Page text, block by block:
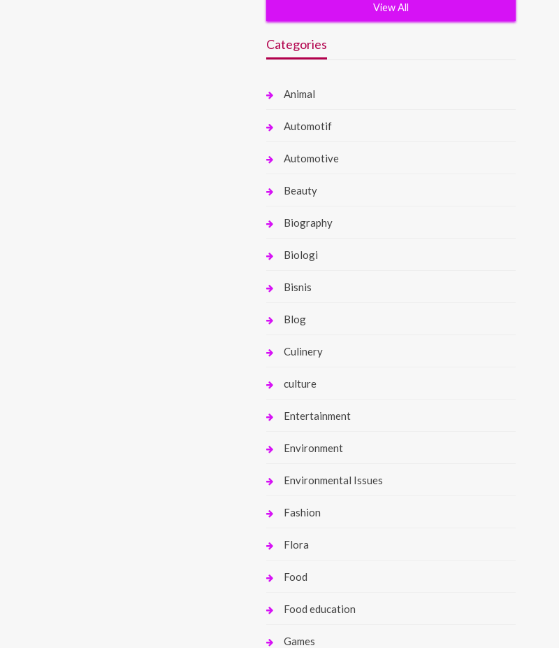
View All
Categories
Animal
Automotif
Automotive
Beauty
Biography
Biologi
Bisnis
Blog
Culinery
culture
Entertainment
Environment
Environmental Issues
Fashion
Flora
Food
Food education
Games